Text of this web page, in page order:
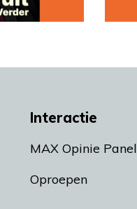
Interactie
MAX Opinie Panel
Oproepen